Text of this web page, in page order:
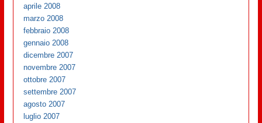
aprile 2008
marzo 2008
febbraio 2008
gennaio 2008
dicembre 2007
novembre 2007
ottobre 2007
settembre 2007
agosto 2007
luglio 2007